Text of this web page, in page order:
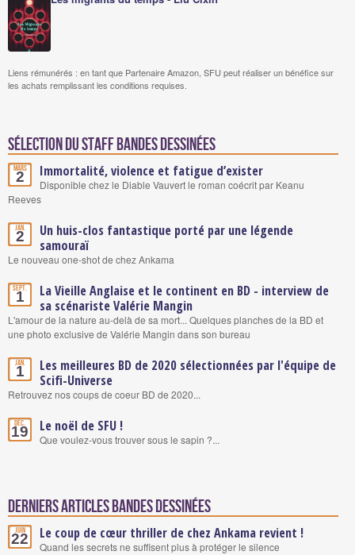
Liens rémunérés : en tant que Partenaire Amazon, SFU peut réaliser un bénéfice sur
les achats remplissant les conditions requises.
Sélection du staff Bandes Dessinées
Mars
2 Immortalité, violence et fatigue d’exister
Disponible chez le Diable Vauvert le roman coécrit par Keanu
Reeves
Jan.
2
Un huis-clos fantastique porté par une légende
samouraï
Le nouveau one-shot de chez Ankama
Sept.
1
La Vieille Anglaise et le continent en BD - interview de
sa scénariste Valérie Mangin
L'amour de la nature au-delà de sa mort... Quelques planches de la BD et
une photo exclusive de Valérie Mangin dans son bureau
Jan.
1
Les meilleures BD de 2020 sélectionnées par l'équipe de
Scifi-Universe
Retrouvez nos coups de coeur BD de 2020...
Déc.
19 Le noël de SFU !
Que voulez-vous trouver sous le sapin ?...
Derniers articles Bandes Dessinées
Juin
22 Le coup de cœur thriller de chez Ankama revient !
Quand les secrets ne suffisent plus à protéger le silence